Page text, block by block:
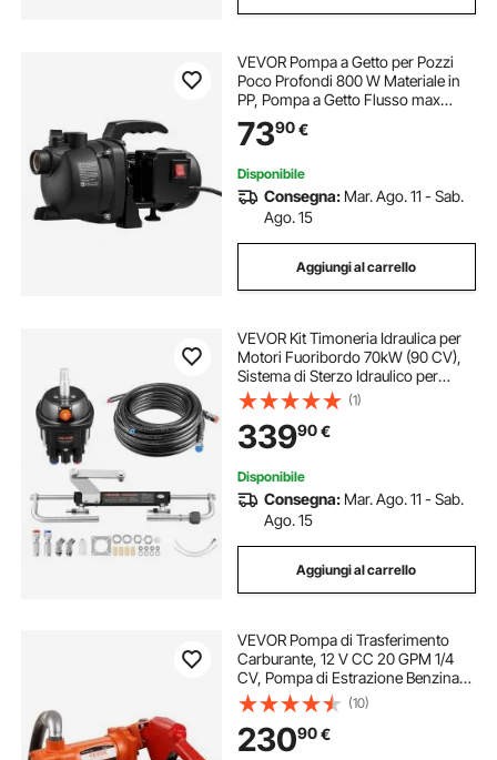
VEVOR Pompa a Getto per Pozzi
Poco Profondi 800 W Materiale in
PP, Pompa a Getto Flusso max
3300 L/h per Irrigazione da
Giardino Prato Cortile Prevalenza 8
Surriscaldamento
7390€
Disponibile
Consegna: Mar. Ago. 11 - Sab.
Ago. 15
Aggiungi al carrello
VEVOR Kit Timoneria Idraulica per
Motori Fuoribordo 70kW (90 CV),
Sistema di Sterzo Idraulico per
Imbarcazioni con Pompa del
Timone da 1000 PSI, Cilindro di
Bloccaggio Bidirezionale Corsa 200
mm
(1)
33990€
Disponibile
Consegna: Mar. Ago. 11 - Sab.
Ago. 15
Aggiungi al carrello
VEVOR Pompa di Trasferimento
Carburante, 12 V CC 20 GPM 1/4
CV, Pompa di Estrazione Benzina
con Ugello Tubo di Scarico Tubo di
Aspirazione, Diesel, Cherosene,
Miscele di Etanolo
(10)
23090€